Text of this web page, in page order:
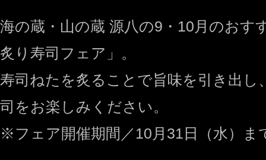
海の蔵・山の蔵 源八の9・10月のおす
炙り寿司フェア」。
寿司ねたを炙ることで旨味を引き出し
司をお楽しみください。
※フェア開催期間／10月31日（水）ま